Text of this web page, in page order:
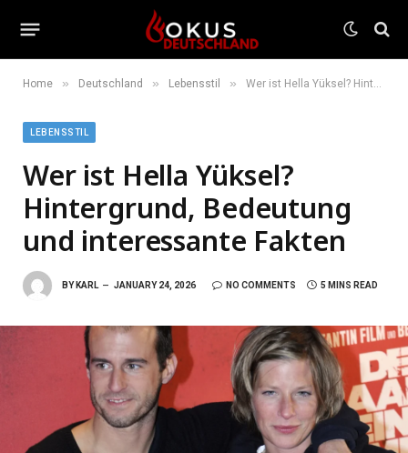
Home » Deutschland » Lebensstil » Wer ist Hella Yüksel? Hintergrund, Bedeutung und interessante Fakten
LEBENSSTIL
Wer ist Hella Yüksel?
Hintergrund, Bedeutung
und interessante Fakten
BY KARL JANUARY 24, 2026 NO COMMENTS 5 MINS READ